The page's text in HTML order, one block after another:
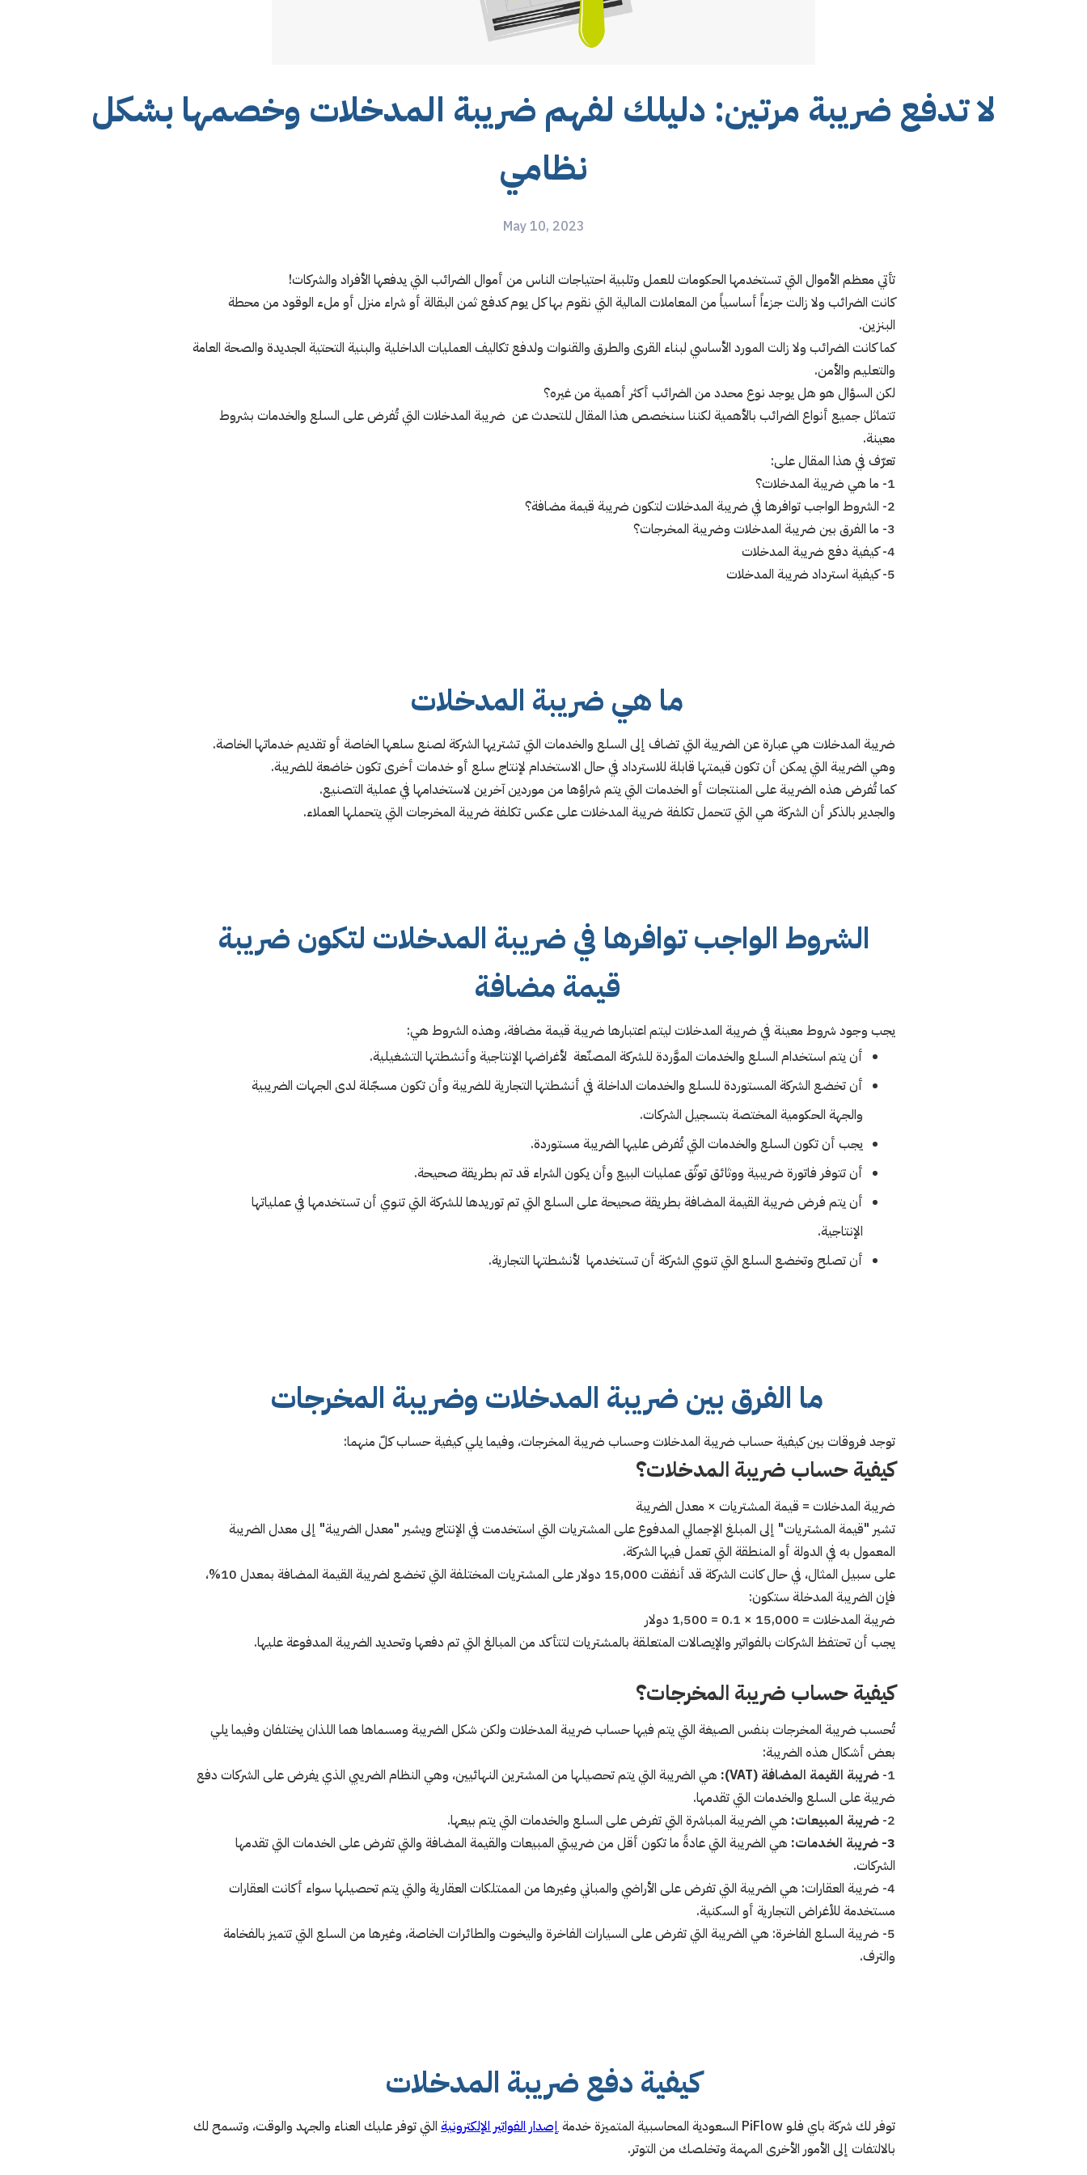
لا تدفع ضريبة مرتين: دليلك لفهم ضريبة المدخلات وخصمها بشكل
نظامي
May 10, 2023
تأتي معظم الأموال التي تستخدمها الحكومات للعمل وتلبية احتياجات الناس من أموال الضرائب التي يدفعها الأفراد والشركات!
كانت الضرائب ولا زالت جزءاً أساسياً من المعاملات المالية التي نقوم بها كل يوم كدفع ثمن البقالة أو شراء منزل أو ملء الوقود من محطة
البنزين.
كما كانت الضرائب ولا زالت المورد الأساسي لبناء القرى والطرق والقنوات ولدفع تكاليف العمليات الداخلية والبنية التحتية الجديدة والصحة العامة
والتعليم والأمن.
لكن السؤال هو هل يوجد نوع محدد من الضرائب أكثر أهمية من غيره؟
تتماثل جميع أنواع الضرائب بالأهمية لكننا سنخصص هذا المقال للتحدث عن ضريبة المدخلات التي تُفرض على السلع والخدمات بشروط
معينة.
تعرّف في هذا المقال على:
1- ما هي ضريبة المدخلات؟
2- الشروط الواجب توافرها في ضريبة المدخلات لتكون ضريبة قيمة مضافة؟
3- ما الفرق بين ضريبة المدخلات وضريبة المخرجات؟
4- كيفية دفع ضريبة المدخلات
5- كيفية استرداد ضريبة المدخلات
ما هي ضريبة المدخلات
ضريبة المدخلات هي عبارة عن الضريبة التي تضاف إلى السلع والخدمات التي تشتريها الشركة لصنع سلعها الخاصة أو تقديم خدماتها الخاصة.
وهي الضريبة التي يمكن أن تكون قيمتها قابلة للاسترداد في حال الاستخدام لإنتاج سلع أو خدمات أخرى تكون خاضعة للضريبة.
كما تُفرض هذه الضريبة على المنتجات أو الخدمات التي يتم شراؤها من موردين آخرين لاستخدامها في عملية التصنيع.
والجدير بالذكر أن الشركة هي التي تتحمل تكلفة ضريبة المدخلات على عكس تكلفة ضريبة المخرجات التي يتحملها العملاء.
الشروط الواجب توافرها في ضريبة المدخلات لتكون ضريبة
قيمة مضافة
يجب وجود شروط معينة في ضريبة المدخلات ليتم اعتبارها ضريبة قيمة مضافة، وهذه الشروط هي:
أن يتم استخدام السلع والخدمات الموَّردة للشركة المصنّعة لأغراضها الإنتاجية وأنشطتها التشغيلية.
أن تخضع الشركة المستوردة للسلع والخدمات الداخلة في أنشطتها التجارية للضريبة وأن تكون مسجّلة لدى الجهات الضريبية
والجهة الحكومية المختصة بتسجيل الشركات.
يجب أن تكون السلع والخدمات التي تُفرض عليها الضريبة مستوردة.
أن تتوفر فاتورة ضريبية ووثائق توثّق عمليات البيع وأن يكون الشراء قد تم بطريقة صحيحة.
أن يتم فرض ضريبة القيمة المضافة بطريقة صحيحة على السلع التي تم توريدها للشركة التي تنوي أن تستخدمها في عملياتها
الإنتاجية.
أن تصلح وتخضع السلع التي تنوي الشركة أن تستخدمها لأنشطتها التجارية.
ما الفرق بين ضريبة المدخلات وضريبة المخرجات
توجد فروقات بين كيفية حساب ضريبة المدخلات وحساب ضريبة المخرجات، وفيما يلي كيفية حساب كلّ منهما:
كيفية حساب ضريبة المدخلات؟
ضريبة المدخلات = قيمة المشتريات × معدل الضريبة
تشير "قيمة المشتريات" إلى المبلغ الإجمالي المدفوع على المشتريات التي استخدمت في الإنتاج ويشير "معدل الضريبة" إلى معدل الضريبة
المعمول به في الدولة أو المنطقة التي تعمل فيها الشركة.
على سبيل المثال، في حال كانت الشركة قد أنفقت 15,000 دولار على المشتريات المختلفة التي تخضع لضريبة القيمة المضافة بمعدل 10%،
فإن الضريبة المدخلة ستكون:
ضريبة المدخلات = 15,000 × 0.1 = 1,500 دولار
يجب أن تحتفظ الشركات بالفواتير والإيصالات المتعلقة بالمشتريات لتتأكد من المبالغ التي تم دفعها وتحديد الضريبة المدفوعة عليها.
كيفية حساب ضريبة المخرجات؟
تُحسب ضريبة المخرجات بنفس الصيغة التي يتم فيها حساب ضريبة المدخلات ولكن شكل الضريبة ومسماها هما اللذان يختلفان وفيما يلي
بعض أشكال هذه الضريبة:
1- ضريبة القيمة المضافة (VAT):
هي الضريبة التي يتم تحصيلها من المشترين النهائيين، وهي النظام الضريبي الذي يفرض على الشركات دفع
ضريبة على السلع والخدمات التي تقدمها.
2- ضريبة المبيعات: هي الضريبة المباشرة التي تفرض على السلع والخدمات التي يتم بيعها.
3- ضريبة الخدمات:
هي الضريبة التي عادةً ما تكون أقل من ضريبتي المبيعات والقيمة المضافة والتي تفرض على الخدمات التي تقدمها
الشركات.
4- ضريبة العقارات: هي الضريبة التي تفرض على الأراضي والمباني وغيرها من الممتلكات العقارية والتي يتم تحصيلها سواء أكانت العقارات
مستخدمة للأغراض التجارية أو السكنية.
5- ضريبة السلع الفاخرة: هي الضريبة التي تفرض على السيارات الفاخرة واليخوت والطائرات الخاصة، وغيرها من السلع التي تتميز بالفخامة
والترف.
كيفية دفع ضريبة المدخلات
توفر لك شركة باي فلو PiFlow السعودية المحاسبية المتميزة خدمة إصدار الفواتير الإلكترونية التي توفر عليك العناء والجهد والوقت، وتسمح لك
بالالتفات إلى الأمور الأخرى المهمة وتخلصك من التوتر.